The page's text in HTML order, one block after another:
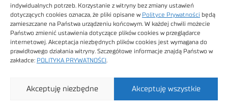
indywidualnych potrzeb. Korzystanie z witryny bez zmiany ustawień
dotyczących cookies oznacza, że pliki opisane w Polityce Prywatności będą
zamieszczane na Państwa urządzeniu końcowym. W każdej chwili możecie
Państwo zmienić ustawienia dotyczące plików cookies w przeglądarce
internetowej. Akceptacja niezbędnych plików cookies jest wymagana do
prawidłowego działania witryny. Szczegółowe informacje znajdą Państwo w
zakładce: POLITYKA PRYWATNOŚCI
Akceptuję wszystkie
Akceptuję niezbędne
Obrazy stockowe
autorstwa
Technologiczny